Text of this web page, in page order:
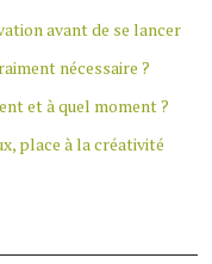
avant de se lancer
nécessaire ?
et à quel moment ?
place à la créativité